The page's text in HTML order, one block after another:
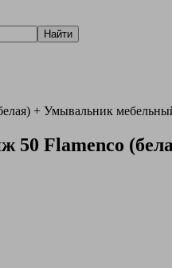
+ Умывальник
Flamenco